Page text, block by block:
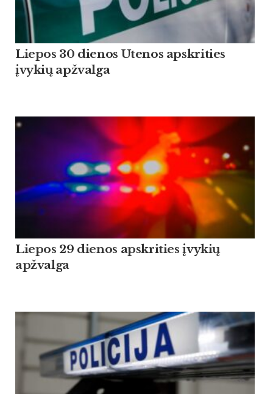
Liepos 30 dienos Utenos apskrities
įvykių apžvalga
Liepos 29 dienos apskrities įvykių
apžvalga